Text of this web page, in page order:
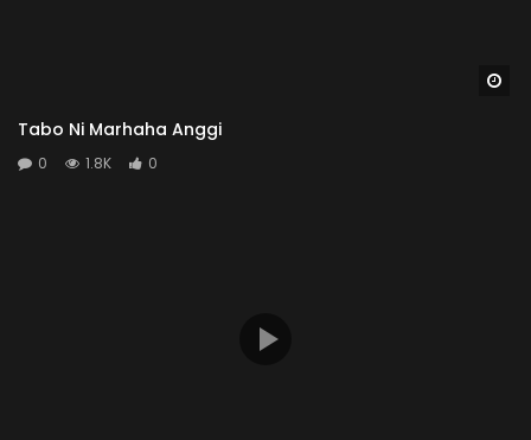
Tabo Ni Marhaha Anggi
0 1.8K 0